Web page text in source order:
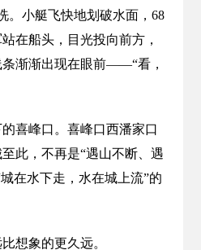
小艇飞快地划破水面，68
在船头，目光投向前方，
渐渐出现在眼前——“看，
峰口。喜峰口西潘家口
此，不再是“遇山不断、遇
在水下走，水在城上流”的
象的更久远。